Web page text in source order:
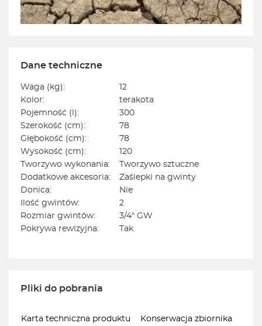
Dane techniczne
Waga (kg):
12
Kolor:
terakota
Pojemność (l):
300
Szerokość (cm):
78
Głębokość (cm):
78
Wysokość (cm):
120
Tworzywo wykonania:
Tworzywo sztuczne
Dodatkowe akcesoria:
Zaślepki na gwinty
Donica:
Nie
Ilość gwintów:
2
Rozmiar gwintów:
3/4" GW
Pokrywa rewizyjna:
Tak
Pliki do pobrania
Karta techniczna produktu Konserwacja zbiornika